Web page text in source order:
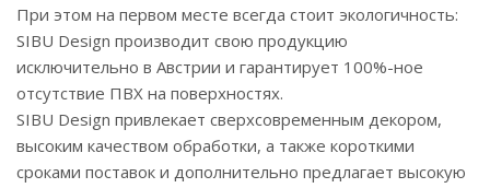
При этом на первом месте всегда стоит экологичность:
SIBU Design производит свою продукцию
исключительно в Австрии и гарантирует 100%-ное
отсутствие ПВХ на поверхностях.
SIBU Design привлекает сверхсовременным декором,
высоким качеством обработки, а также короткими
сроками поставок и дополнительно предлагает высокую